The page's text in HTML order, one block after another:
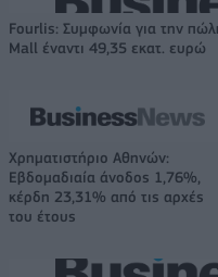
Fourlis: Συμφωνία για την
Mall έναντι 49,35 εκατ. ευρώ
Χρηματιστήριο Αθηνών:
Εβδομαδιαία άνοδος 1,76%,
κέρδη 23,31% από τις αρχές
του έτους